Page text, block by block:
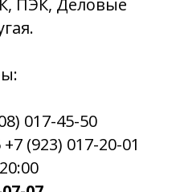
ПЭК, Деловые
017-45-50
(923) 017-20-01